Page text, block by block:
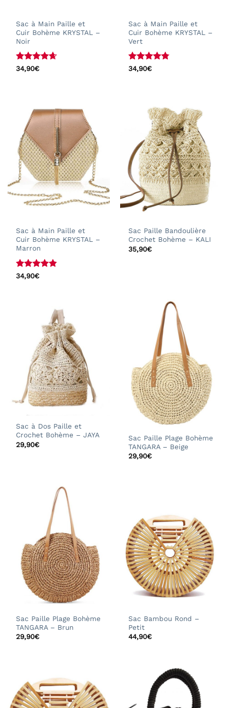
Sac à Main Paille et
Cuir Bohème KRYSTAL –
Noir
Note4.64
34,90€
Sac à Main Paille et
Cuir Bohème KRYSTAL –
Vert
Note4.73
34,90€
Sac à Main Paille et
Cuir Bohème KRYSTAL –
Marron
Note4.83
34,90€
Sac Paille Bandoulière
Crochet Bohème – KALI
35,90€
Sac à Dos Paille et
Crochet Bohème – JAYA
29,90€
Sac Paille Plage Bohème
TANGARA – Beige
29,90€
Sac Paille Plage Bohème
TANGARA – Brun
29,90€
Sac Bambou Rond –
Petit
44,90€